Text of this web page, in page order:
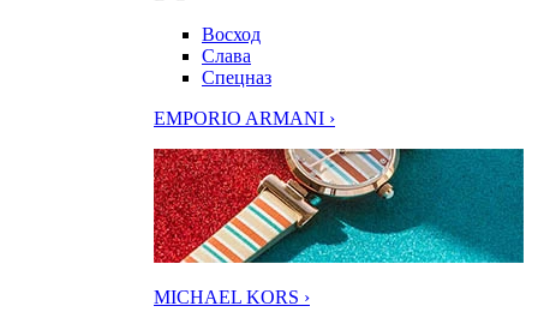
Восход
Слава
Спецназ
EMPORIO ARMANI ›
MICHAEL KORS ›